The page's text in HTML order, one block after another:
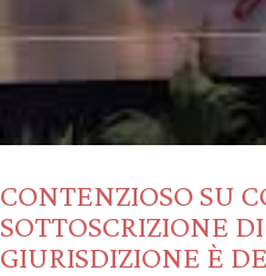
CONTENZIOSO SU
SOTTOSCRIZIONE
GIURISDIZIONE È